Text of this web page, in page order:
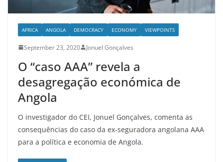
AFRICA ANGOLA DEMOCRACY ECONOMY VIEWPOINTS
September 23, 2020 Jonuel Gonçalves
O “caso AAA” revela a
desagregação económica de
Angola
O investigador do CEI, Jonuel Gonçalves, comenta as
consequências do caso da ex-seguradora angolana AAA
para a política e economia de Angola.